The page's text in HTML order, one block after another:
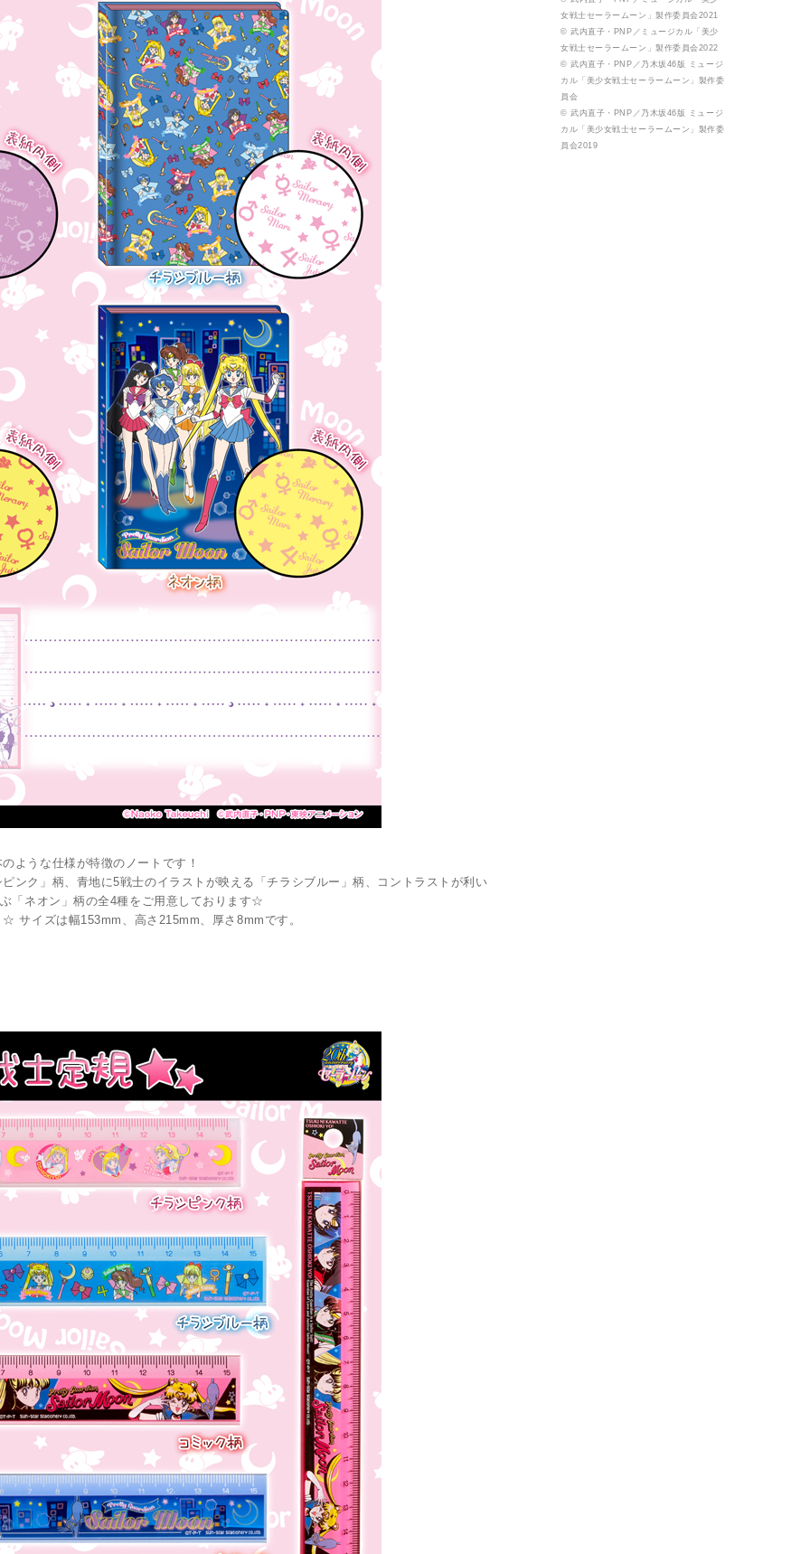
ような仕様が特徴のノートです！
ンク」柄、青地に5戦士のイラストが映える「チラシブルー」柄、コントラストが利い
「ネオン」柄の全4種をご用意しております☆
サイズは幅153mm、高さ215mm、厚さ8mmです。
女戦士セーラームーン」製作委員会2021
© 武内直子・PNP／ミュージカル「美少
女戦士セーラームーン」製作委員会2022
© 武内直子・PNP／乃木坂46版 ミュージ
カル「美少女戦士セーラームーン」製作委
員会
© 武内直子・PNP／乃木坂46版 ミュージ
カル「美少女戦士セーラームーン」製作委
員会2019